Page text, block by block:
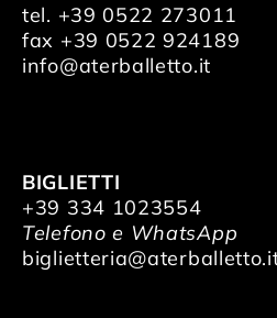
tel. +39 0522 273011
fax +39 0522 924189
info@aterballetto.it
BIGLIETTI
+39 334 1023554
Telefono e WhatsApp